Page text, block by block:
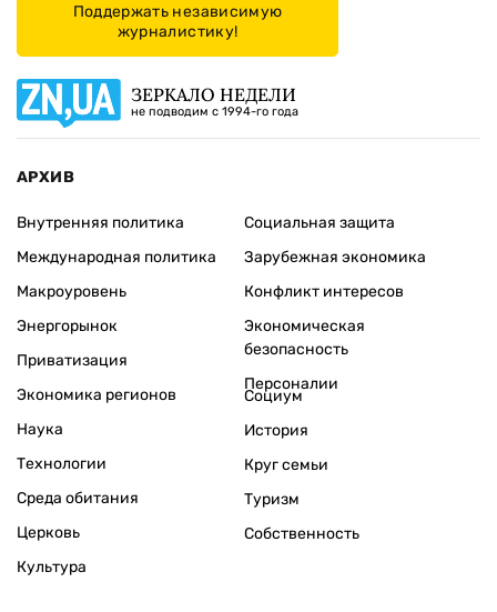
Поддержать независимую
журналистику!
ЗЕРКАЛО НЕДЕЛИ
не подводим с 1994-го года
АРХИВ
Внутренняя политика
Международная политика
Макроуровень
Энергорынок
Приватизация
Экономика регионов
Социальная защита
Зарубежная экономика
Конфликт интересов
Экономическая
безопасность
Персоналии
Наука
Технологии
Среда обитания
Церковь
Культура
Социум
История
Круг семьи
Туризм
Собственность